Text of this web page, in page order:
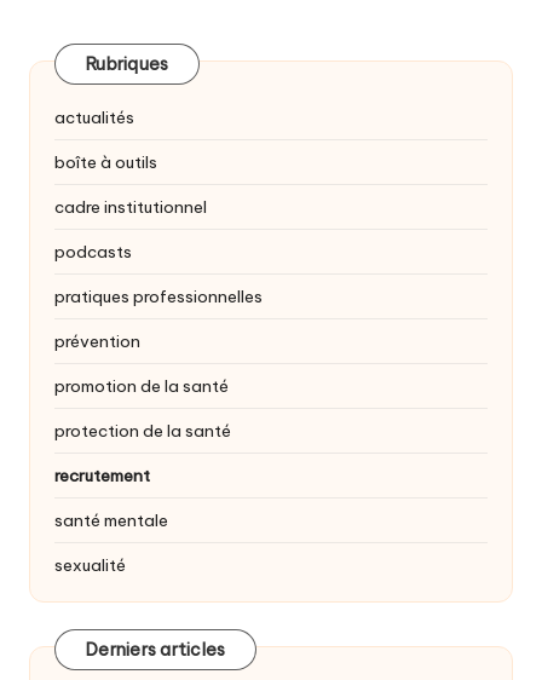
publications
Rubriques
actualités
boîte à outils
cadre institutionnel
podcasts
pratiques professionnelles
prévention
promotion de la santé
protection de la santé
recrutement
santé mentale
sexualité
Derniers articles